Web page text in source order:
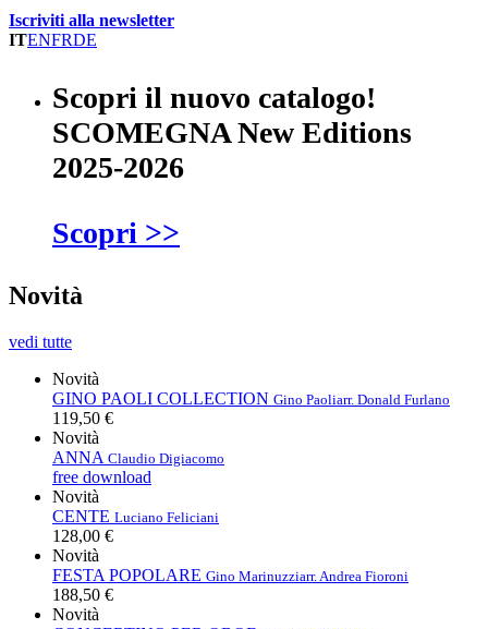
Iscriviti alla newsletter
ITENFRDE
Scopri il nuovo catalogo!
SCOMEGNA New Editions
2025-2026
Scopri >>
Novità
vedi tutte
Novità
GINO PAOLI COLLECTION Gino Paoliarr. Donald Furlano
119,50 €
Novità
ANNA Claudio Digiacomo
free download
Novità
CENTE Luciano Feliciani
128,00 €
Novità
FESTA POPOLARE Gino Marinuzziarr. Andrea Fioroni
188,50 €
Novità